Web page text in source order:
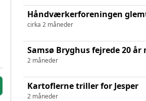
Håndværkerforeningen
cirka 2 måneder
Samsø Bryghus fejrede 20
2 måneder
Kartoflerne triller for Jesper
2 måneder